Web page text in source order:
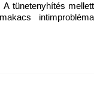
A tünetenyhítés mellett
intimprobléma